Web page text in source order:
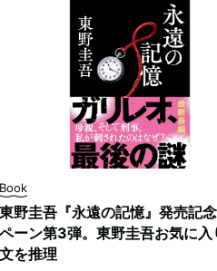
Book
東野圭吾『永遠の記憶』発売記
ペーン第3弾。東野圭吾お気に入
文を推理